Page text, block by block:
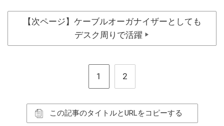
【次ページ】ケーブルオーガナイザーとしても
デスク周りで活躍 ▶
1 2
この記事のタイトルとURLをコピーする